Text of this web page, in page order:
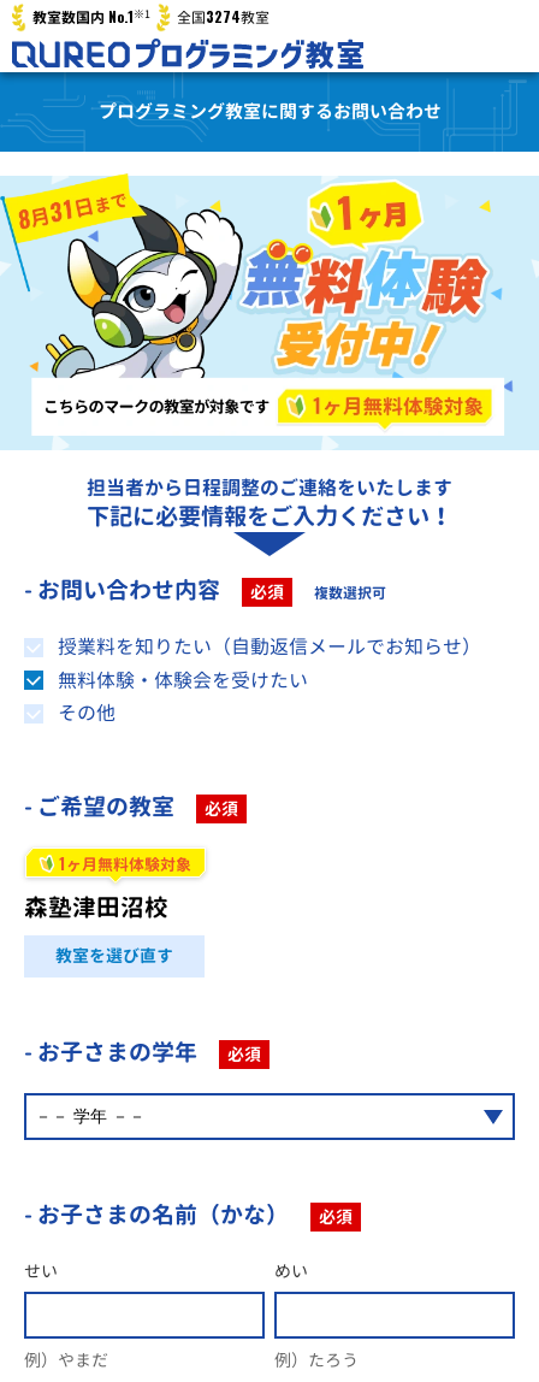
教室数国内 No.1※1 全国3274教室
プログラミング教室に関するお問い合わせ
担当者から日程調整のご連絡をいたします
下記に必要情報をご入力ください！
- お問い合わせ内容 必須 複数選択可
授業料を知りたい（自動返信メールでお知らせ）
無料体験・体験会を受けたい
その他
- ご希望の教室 必須
1ヶ月無料体験対象
森塾津田沼校
教室を選び直す
- お子さまの学年 必須
- お子さまの名前（かな） 必須
せい
例）やまだ
めい
例）たろう